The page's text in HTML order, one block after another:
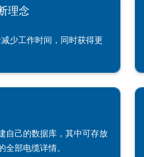
理念
少工作时间，同时获得更
自己的数据库，其中可存放
全部电缆详情。